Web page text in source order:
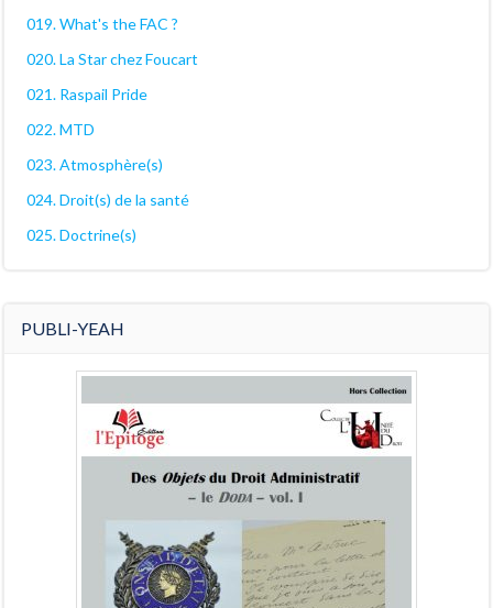
019. What's the FAC ?
020. La Star chez Foucart
021. Raspail Pride
022. MTD
023. Atmosphère(s)
024. Droit(s) de la santé
025. Doctrine(s)
PUBLI-YEAH